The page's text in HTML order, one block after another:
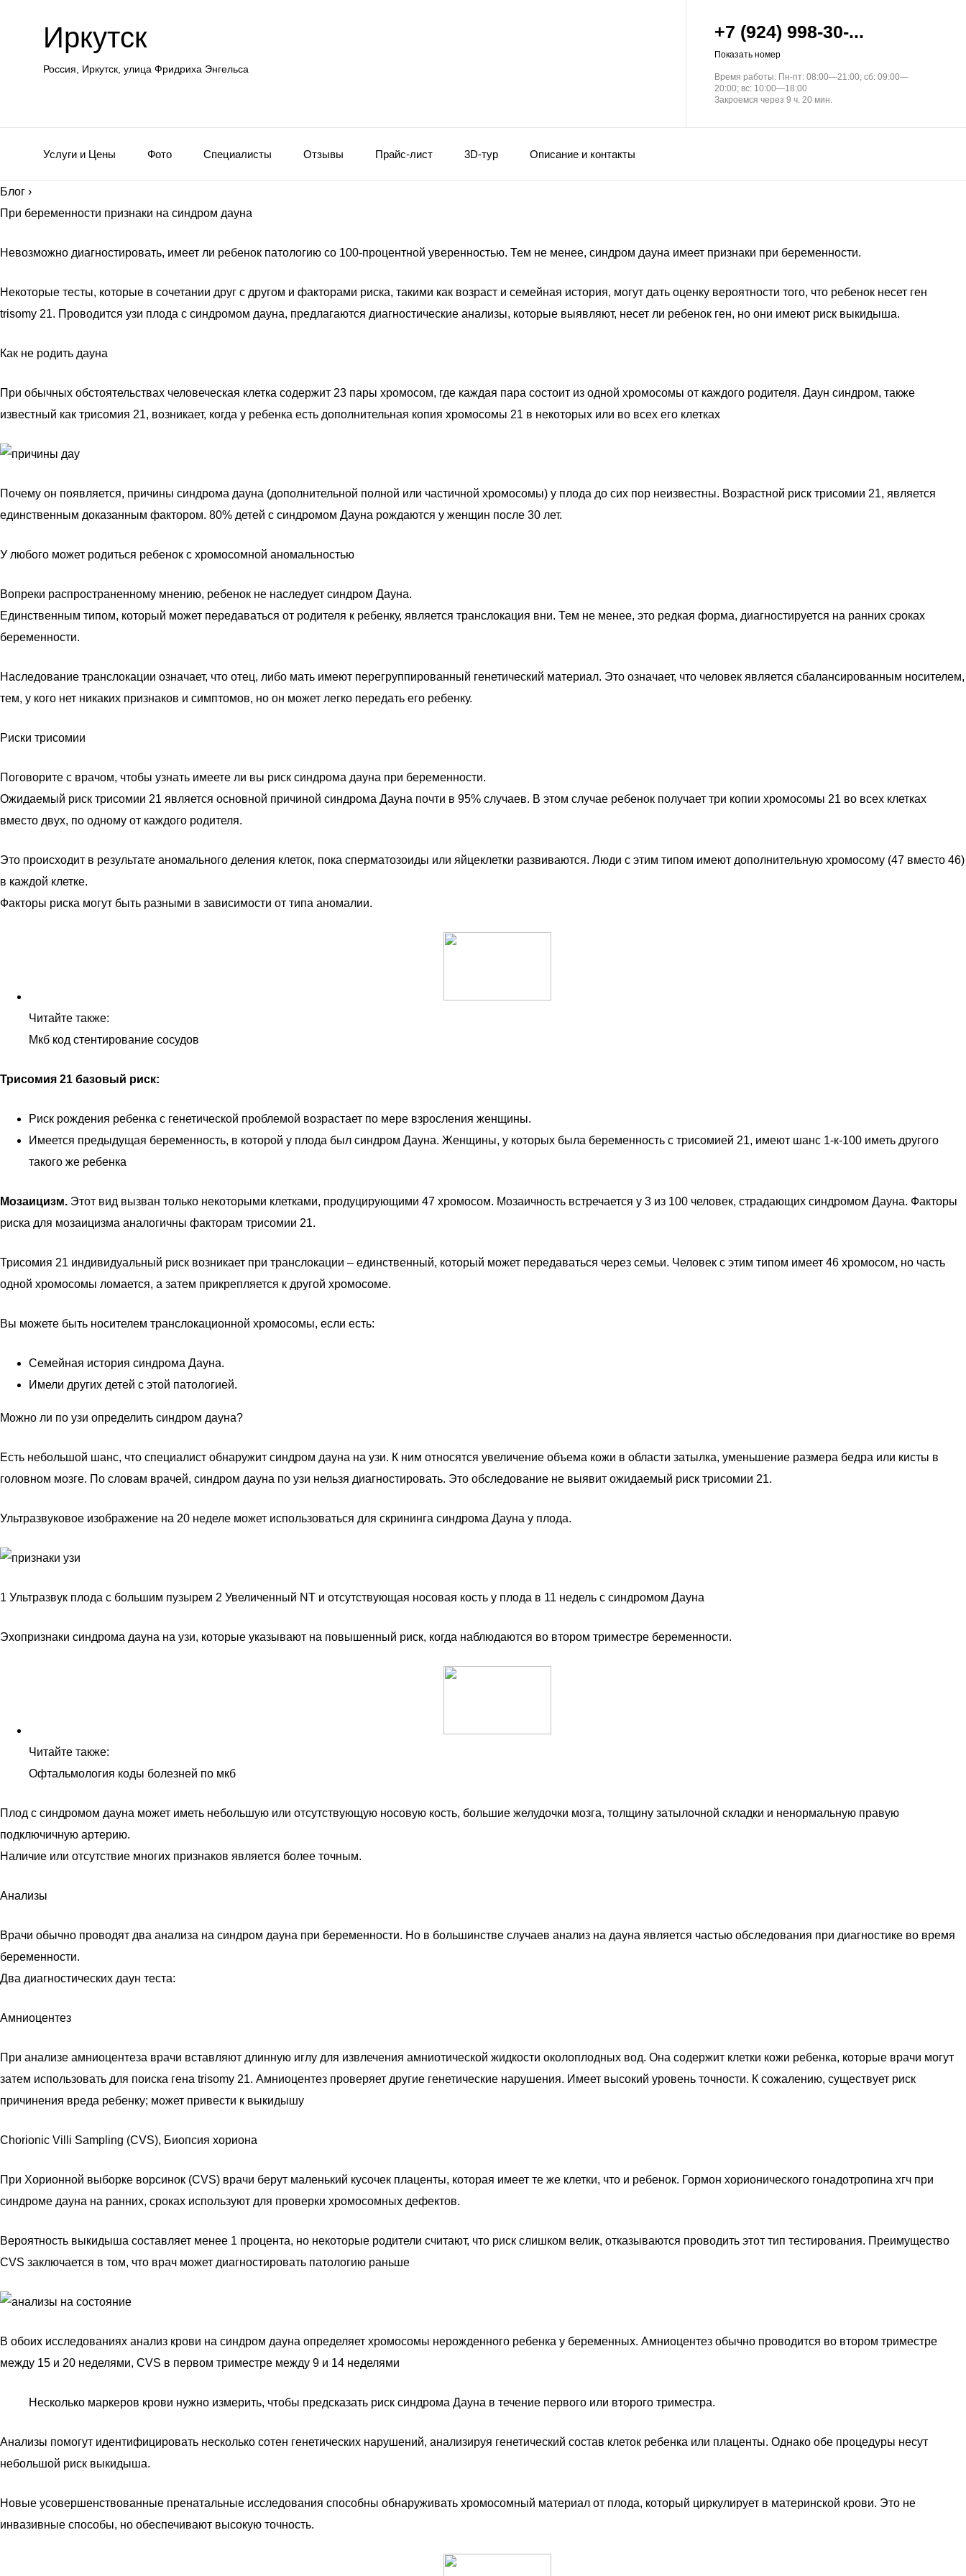
Иркутск
Россия, Иркутск, улица Фридриха Энгельса
+7 (924) 998-30-...
Показать номер
Время работы: Пн-пт: 08:00—21:00; сб: 09:00—
20:00; вс: 10:00—18:00
Закроемся через 9 ч. 20 мин.
Услуги и Цены Фото Специалисты Отзывы Прайс-лист 3D-тур Описание и контакты
Блог ›
При беременности признаки на синдром дауна
Невозможно диагностировать, имеет ли ребенок патологию со 100-процентной уверенностью. Тем не менее, синдром дауна имеет признаки при беременности.
Некоторые тесты, которые в сочетании друг с другом и факторами риска, такими как возраст и семейная история, могут дать оценку вероятности того, что ребенок несет ген
trisomy 21. Проводится узи плода с синдромом дауна, предлагаются диагностические анализы, которые выявляют, несет ли ребенок ген, но они имеют риск выкидыша.
Как не родить дауна
При обычных обстоятельствах человеческая клетка содержит 23 пары хромосом, где каждая пара состоит из одной хромосомы от каждого родителя. Даун синдром, также
известный как трисомия 21, возникает, когда у ребенка есть дополнительная копия хромосомы 21 в некоторых или во всех его клетках
Почему он появляется, причины синдрома дауна (дополнительной полной или частичной хромосомы) у плода до сих пор неизвестны. Возрастной риск трисомии 21, является
единственным доказанным фактором. 80% детей с синдромом Дауна рождаются у женщин после 30 лет.
У любого может родиться ребенок с хромосомной аномальностью
Вопреки распространенному мнению, ребенок не наследует синдром Дауна.
Единственным типом, который может передаваться от родителя к ребенку, является транслокация вни. Тем не менее, это редкая форма, диагностируется на ранних сроках
беременности.
Наследование транслокации означает, что отец, либо мать имеют перегруппированный генетический материал. Это означает, что человек является сбалансированным носителем,
тем, у кого нет никаких признаков и симптомов, но он может легко передать его ребенку.
Риски трисомии
Поговорите с врачом, чтобы узнать имеете ли вы риск синдрома дауна при беременности.
Ожидаемый риск трисомии 21 является основной причиной синдрома Дауна почти в 95% случаев. В этом случае ребенок получает три копии хромосомы 21 во всех клетках
вместо двух, по одному от каждого родителя.
Это происходит в результате аномального деления клеток, пока сперматозоиды или яйцеклетки развиваются. Люди с этим типом имеют дополнительную хромосому (47 вместо 46)
в каждой клетке.
Факторы риска могут быть разными в зависимости от типа аномалии.
Читайте также:
Мкб код стентирование сосудов
Трисомия 21 базовый риск:
Риск рождения ребенка с генетической проблемой возрастает по мере взросления женщины.
Имеется предыдущая беременность, в которой у плода был синдром Дауна. Женщины, у которых была беременность с трисомией 21, имеют шанс 1-к-100 иметь другого
такого же ребенка
Мозаицизм. Этот вид вызван только некоторыми клетками, продуцирующими 47 хромосом. Мозаичность встречается у 3 из 100 человек, страдающих синдромом Дауна. Факторы
риска для мозаицизма аналогичны факторам трисомии 21.
Трисомия 21 индивидуальный риск возникает при транслокации – единственный, который может передаваться через семьи. Человек с этим типом имеет 46 хромосом, но часть
одной хромосомы ломается, а затем прикрепляется к другой хромосоме.
Вы можете быть носителем транслокационной хромосомы, если есть:
Семейная история синдрома Дауна.
Имели других детей с этой патологией.
Можно ли по узи определить синдром дауна?
Есть небольшой шанс, что специалист обнаружит синдром дауна на узи. К ним относятся увеличение объема кожи в области затылка, уменьшение размера бедра или кисты в
головном мозге. По словам врачей, синдром дауна по узи нельзя диагностировать. Это обследование не выявит ожидаемый риск трисомии 21.
Ультразвуковое изображение на 20 неделе может использоваться для скрининга синдрома Дауна у плода.
1 Ультразвук плода с большим пузырем 2 Увеличенный NT и отсутствующая носовая кость у плода в 11 недель с синдромом Дауна
Эхопризнаки синдрома дауна на узи, которые указывают на повышенный риск, когда наблюдаются во втором триместре беременности.
Читайте также:
Офтальмология коды болезней по мкб
Плод с синдромом дауна может иметь небольшую или отсутствующую носовую кость, большие желудочки мозга, толщину затылочной складки и ненормальную правую
подключичную артерию.
Наличие или отсутствие многих признаков является более точным.
Анализы
Врачи обычно проводят два анализа на синдром дауна при беременности. Но в большинстве случаев анализ на дауна является частью обследования при диагностике во время
беременности.
Два диагностических даун теста:
Амниоцентез
При анализе амниоцентеза врачи вставляют длинную иглу для извлечения амниотической жидкости околоплодных вод. Она содержит клетки кожи ребенка, которые врачи могут
затем использовать для поиска гена trisomy 21. Амниоцентез проверяет другие генетические нарушения. Имеет высокий уровень точности. К сожалению, существует риск
причинения вреда ребенку; может привести к выкидышу
Chorionic Villi Sampling (CVS), Биопсия хориона
При Хорионной выборке ворсинок (CVS) врачи берут маленький кусочек плаценты, которая имеет те же клетки, что и ребенок. Гормон хорионического гонадотропина хгч при
синдроме дауна на ранних, сроках используют для проверки хромосомных дефектов.
Вероятность выкидыша составляет менее 1 процента, но некоторые родители считают, что риск слишком велик, отказываются проводить этот тип тестирования. Преимущество
CVS заключается в том, что врач может диагностировать патологию раньше
В обоих исследованиях анализ крови на синдром дауна определяет хромосомы нерожденного ребенка у беременных. Амниоцентез обычно проводится во втором триместре
между 15 и 20 неделями, CVS в первом триместре между 9 и 14 неделями
Несколько маркеров крови нужно измерить, чтобы предсказать риск синдрома Дауна в течение первого или второго триместра.
Анализы помогут идентифицировать несколько сотен генетических нарушений, анализируя генетический состав клеток ребенка или плаценты. Однако обе процедуры несут
небольшой риск выкидыша.
Новые усовершенствованные пренатальные исследования способны обнаруживать хромосомный материал от плода, который циркулирует в материнской крови. Это не
инвазивные способы, но обеспечивают высокую точность.